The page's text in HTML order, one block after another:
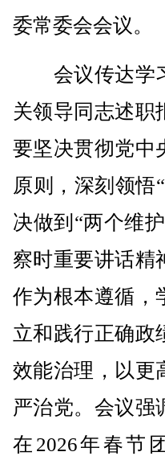
委常委会会议。
会议传达学习
关领导同志述职
要坚决贯彻党中
原则，深刻领悟
决做到“两个维
察时重要讲话精
作为根本遵循，
立和践行正确政
效能治理，以更
严治党。会议强
在2026年春节